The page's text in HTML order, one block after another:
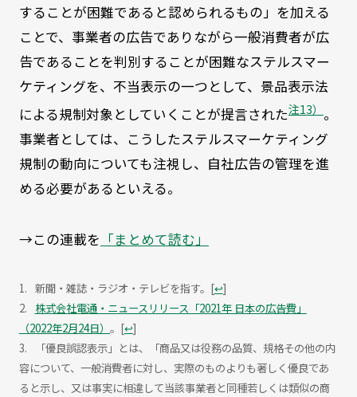
することが困難であると認められるもの」を加える
ことで、事業者の広告でありながら一般消費者が広
告であることを判別することが困難なステルスマー
ケティングを、不当表示の一つとして、景品表示法
による規制対象としていくことが提言された注13） 。
事業者としては、こうしたステルスマーケティング
規制の動向についても注視し、自社広告の管理を進
める必要があるといえる。
→この連載を 「まとめて読む」
新聞・雑誌・ラジオ・テレビを指す。 [↩]
株式会社電通・ニュースリリース「2021年 日本の広告費」
（2022年2月24日） 。 [↩]
「優良誤認表示」とは、「商品又は役務の品質、規格その他の内
容について、一般消費者に対し、実際のものよりも著しく優良であ
ると示し、又は事実に相違して当該事業者と同種若しくは類似の商